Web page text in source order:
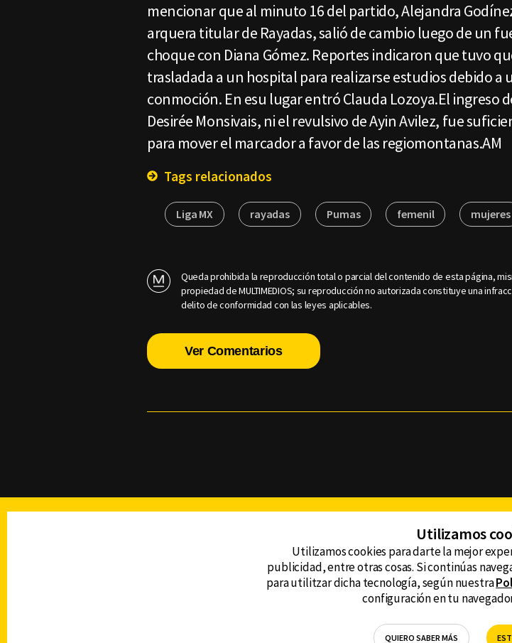
mencionar que al minuto 16 del partido, Alejandra
arquera titular de Rayadas, salió de cambio luego de un
choque con Diana Gómez. Reportes indicaron que tuvo
trasladada a un hospital para realizarse estudios debido a
conmoción. En esu lugar entró Clauda Lozoya.El ingreso
Desirée Monsivais, ni el revulsivo de Ayin Avilez, fue
para mover el marcador a favor de las regiomontanas.AM
Tags relacionados
Liga MX rayadas Pumas femenil mujeres
Queda prohibida la reproducción total o parcial del contenido de esta página,
propiedad de MULTIMEDIOS; su reproducción no autorizada constituye una
delito de conformidad con las leyes aplicables.
Ver Comentarios
DERECHOS RESERVADOS © CANAL 6 2026
Prohibida la reproducción total o parcial, incluyendo
Utilizamos
Utilizamos cookies para darte la mejor
publicidad, entre otras cosas. Si continúas
para utilitzar dicha tecnología, según nuestra
configuración en tu
QUIERO SABER MÁS